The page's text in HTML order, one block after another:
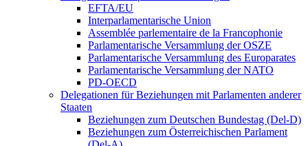
EFTA/EU
Interparlamentarische Union
Assemblée parlementaire de la Francophonie
Parlamentarische Versammlung der OSZE
Parlamentarische Versammlung des Europarates
Parlamentarische Versammlung der NATO
PD-OECD
Delegationen für Beziehungen mit Parlamenten anderer
Staaten
Beziehungen zum Deutschen Bundestag (Del-D)
Beziehungen zum Österreichischen Parlament